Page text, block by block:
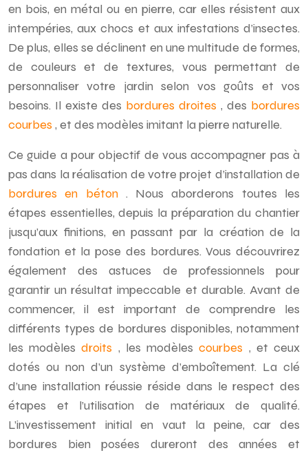
en bois, en métal ou en pierre, car elles résistent aux
intempéries, aux chocs et aux infestations d’insectes.
De plus, elles se déclinent en une multitude de formes,
de couleurs et de textures, vous permettant de
personnaliser votre jardin selon vos goûts et vos
besoins. Il existe des bordures droites , des bordures
courbes , et des modèles imitant la pierre naturelle.
Ce guide a pour objectif de vous accompagner pas à
pas dans la réalisation de votre projet d’installation de
bordures en béton . Nous aborderons toutes les
étapes essentielles, depuis la préparation du chantier
jusqu’aux finitions, en passant par la création de la
fondation et la pose des bordures. Vous découvrirez
également des astuces de professionnels pour
garantir un résultat impeccable et durable. Avant de
commencer, il est important de comprendre les
différents types de bordures disponibles, notamment
les modèlesdroits , les modèlescourbes , et ceux
dotés ou non d’un système d’emboîtement. La clé
d’une installation réussie réside dans le respect des
étapes et l’utilisation de matériaux de qualité.
L’investissement initial en vaut la peine, car des
bordures bien posées dureront des années et